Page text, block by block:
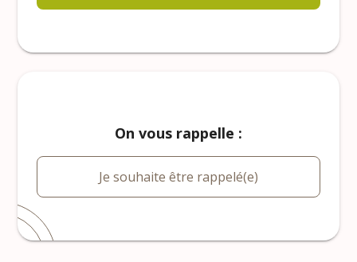
On vous rappelle :
Je souhaite être rappelé(e)